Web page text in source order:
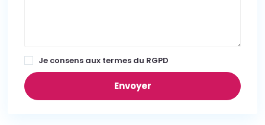
Je consens aux termes du RGPD